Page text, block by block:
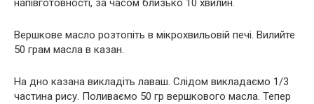
напівготовності, за часом близько 10 хвилин.
Вершкове масло розтопіть в мікрохвильовій печі. Вилийте
50 грам масла в казан.
На дно казана викладіть лаваш. Слідом викладаємо 1/3
частина рису. Поливаємо 50 гр вершкового масла. Тепер